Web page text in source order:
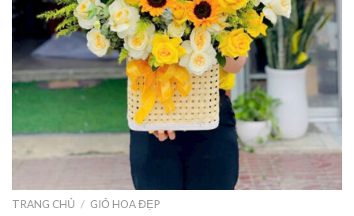
TRANG CHỦ / GIỎ HOA ĐẸP